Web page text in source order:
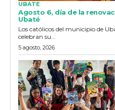
UBATE
Agosto 6, día de la
Ubaté
Los católicos del municipio de
celebran su...
5 agosto, 2026